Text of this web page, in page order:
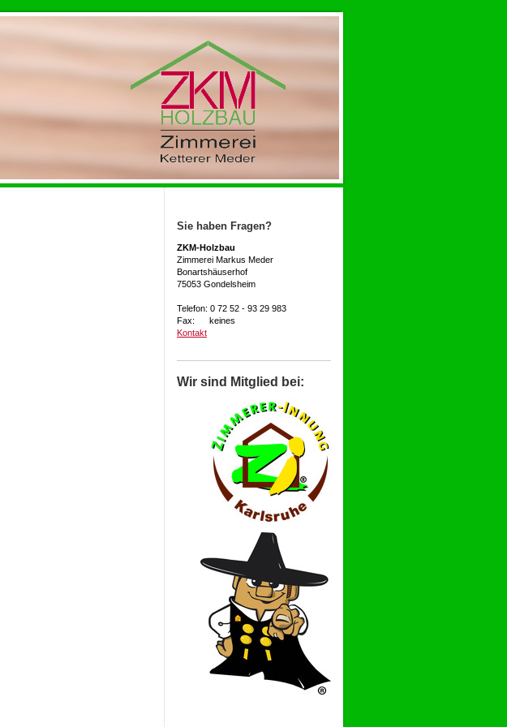
Sie haben Fragen?
ZKM-Holzbau
Zimmerei Markus Meder
Bonartshäuserhof
75053 Gondelsheim
Telefon: 0 72 52 - 93 29 983
Fax: keines
Kontakt
Wir sind Mitglied bei: